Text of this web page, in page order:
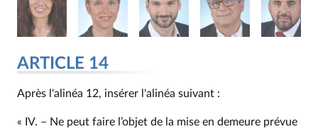
ARTICLE 14
Après l'alinéa 12, insérer l'alinéa suivant :
« IV. – Ne peut faire l’objet de la mise en demeure prévue